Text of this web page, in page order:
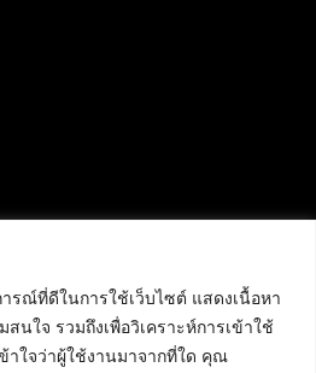
ารณ์ที่ดีในการใช้เว็บไซต์ แสดงเนื้อหา
นใจ รวมถึงเพื่อวิเคราะห์การเข้าใช้
าใจว่าผู้ใช้งานมาจากที่ใด คุณ